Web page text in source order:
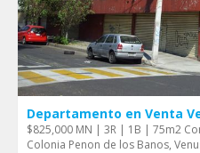
Departamento en Venta
$825,000 MN | 3R | 1B | 75m2
Colonia Penon de los Banos,